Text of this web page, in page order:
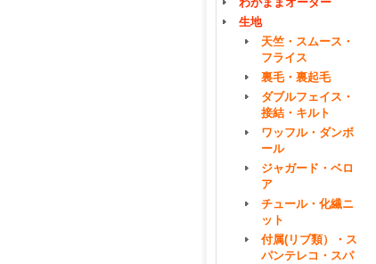
生地
天竺・スムース・
フライス
裏毛・裏起毛
ダブルフェイス・
接結・キルト
ワッフル・ダンボ
ール
ジャガード・ベロ
ア
チュール・化繊ニ
ット
付属(リブ類）・ス
パンテレコ・スパ